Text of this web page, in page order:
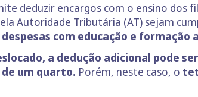
deduzir encargos com o ensino dos
Autoridade Tributária (AT) sejam
com educação e formação
a dedução adicional pode
um quarto. Porém, neste caso, o